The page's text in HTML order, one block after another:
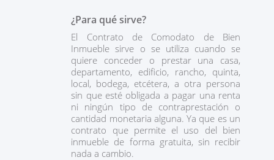
¿Para qué sirve?
El Contrato de Comodato de Bien
Inmueble sirve o se utiliza cuando se
quiere conceder o prestar una casa,
departamento, edificio, rancho, quinta,
local, bodega, etcétera, a otra persona
sin que esté obligada a pagar una renta
ni ningún tipo de contraprestación o
cantidad monetaria alguna. Ya que es un
contrato que permite el uso del bien
inmueble de forma gratuita, sin recibir
nada a cambio.